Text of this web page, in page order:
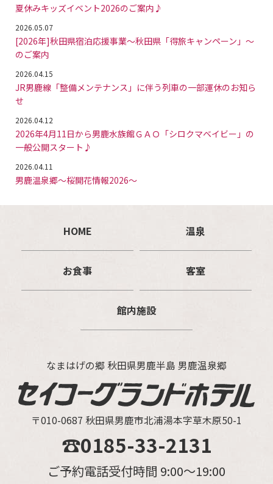
夏休みキッズイベント2026のご案内♪
2026.05.07
[2026年]秋田県宿泊応援事業～秋田県「得旅キャンペーン」～
のご案内
2026.04.15
JR男鹿線「整備メンテナンス」に伴う列車の一部運休のお知ら
せ
2026.04.12
2026年4月11日から男鹿水族館ＧＡＯ「シロクマベイビー」の
一般公開スタート♪
2026.04.11
男鹿温泉郷～桜開花情報2026～
HOME 温泉
お食事 客室
館内施設
なまはげの郷 秋田県男鹿半島 男鹿温泉郷
〒010-0687 秋田県男鹿市北浦湯本字草木原50-1
☎0185-33-2131
ご予約電話受付時間 9:00～19:00